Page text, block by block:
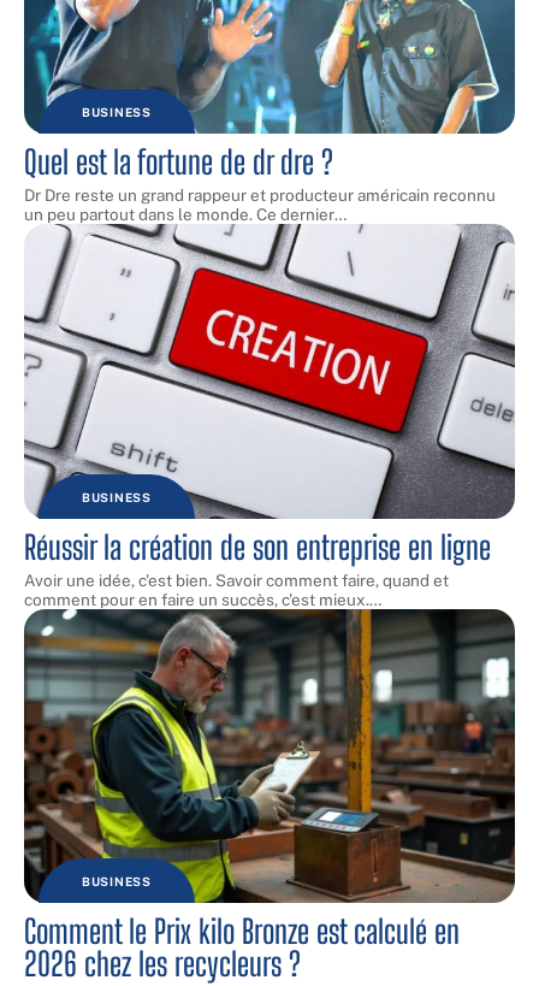
BUSINESS
Quel est la fortune de dr dre ?
Dr Dre reste un grand rappeur et producteur américain reconnu
un peu partout dans le monde. Ce dernier…
BUSINESS
Réussir la création de son entreprise en ligne
Avoir une idée, c'est bien. Savoir comment faire, quand et
comment pour en faire un succès, c'est mieux.…
BUSINESS
Comment le Prix kilo Bronze est calculé en
2026 chez les recycleurs ?